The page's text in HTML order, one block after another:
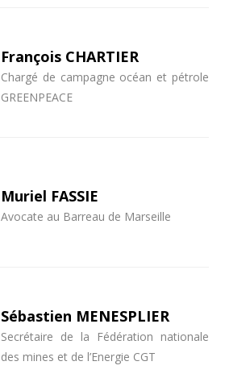
François CHARTIER
Chargé de campagne océan et pétrole
GREENPEACE
Muriel FASSIE
Avocate au Barreau de Marseille
Sébastien MENESPLIER
Secrétaire de la Fédération nationale
des mines et de l’Energie CGT